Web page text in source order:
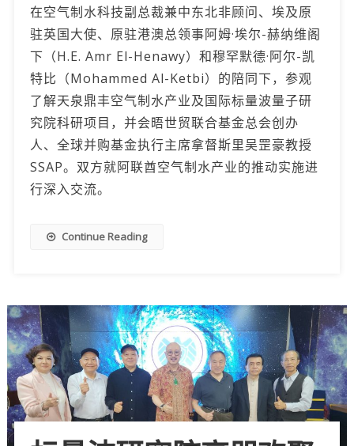
在空气制水科技副总裁兼中东北非顾问、埃及原
驻英国大使、原驻港澳总领事阿姆·埃尔-赫纳维阁
下（H.E. Amr El-Henawy）和穆罕默德·阿尔-凯
特比（Mohammed Al-Ketbi）的陪同下，参观
了解天泉鼎丰空气制水产业及国际标量波量子研
究院科研项目，并会晤世贸联合基金总会创办
人、全球并购基金执行主席拿督斯里吴罡豪教授
SSAP。双方就阿联酋空气制水产业的推动实施进
行深入交流。
Continue Reading